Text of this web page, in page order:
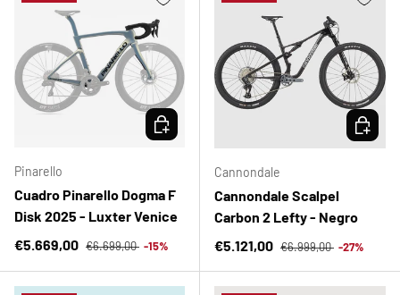
Pinarello
Cuadro Pinarello Dogma F
Disk 2025 - Luxter Venice
Precio de venta
€5.669,00 Precio normal
€6.699,00 -15%
ELEGIR OPCIONES
Cannondale
Cannondale Scalpel
Carbon 2 Lefty - Negro
Precio de venta
€5.121,00 Precio normal
€6.999,00 -27%
ELEGIR